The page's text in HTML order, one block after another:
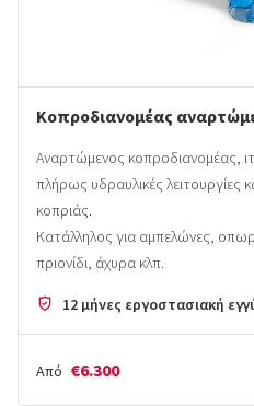
Κοπροδιανομέας
Αναρτώμενος κοπροδιανομέας,
πλήρως υδραυλικές λειτουργίες
κοπριάς.
Κατάλληλος για αμπελώνες,
πριονίδι, άχυρα κλπ.
12 μήνες εργοστασιακή
Από €6.300